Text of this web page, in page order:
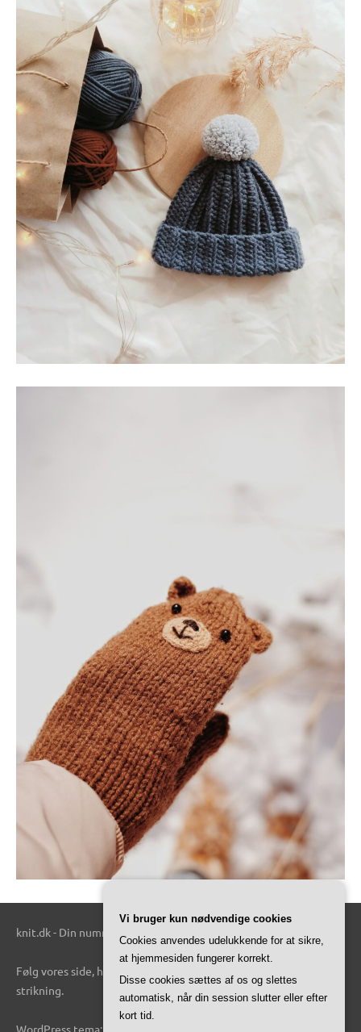
knit.dk - Din nummer 1 kilde til alt relateret til strik.
Følg vores side, hvis du er en person, der gerne vil vide mere om
strikning.
WordPress tema: Dynamico by ThemeZee.
Vi bruger kun nødvendige cookies
Cookies anvendes udelukkende for at sikre,
at hjemmesiden fungerer korrekt.
Disse cookies sættes af os og slettes
automatisk, når din session slutter eller efter
kort tid.